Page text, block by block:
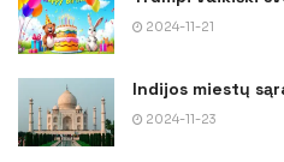
2024-11-21
Indijos miestų
2024-11-23